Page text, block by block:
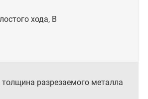
хода, В
разрезаемого металла